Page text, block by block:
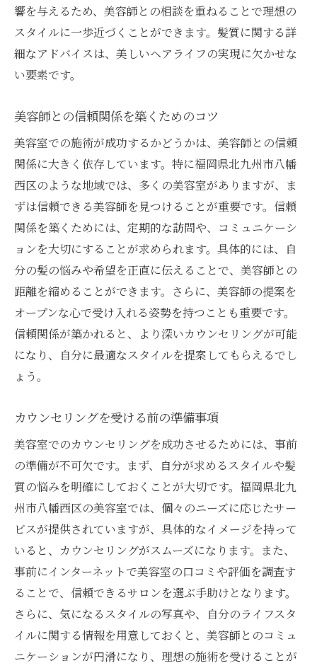
響を与えるため、美容師との相談を重ねることで理想の
スタイルに一歩近づくことができます。髪質に関する詳
細なアドバイスは、美しいヘアライフの実現に欠かせな
い要素です。
美容師との信頼関係を築くためのコツ
美容室での施術が成功するかどうかは、美容師との信頼
関係に大きく依存しています。特に福岡県北九州市八幡
西区のような地域では、多くの美容室がありますが、ま
ずは信頼できる美容師を見つけることが重要です。信頼
関係を築くためには、定期的な訪問や、コミュニケーシ
ョンを大切にすることが求められます。具体的には、自
分の髪の悩みや希望を正直に伝えることで、美容師との
距離を縮めることができます。さらに、美容師の提案を
オープンな心で受け入れる姿勢を持つことも重要です。
信頼関係が築かれると、より深いカウンセリングが可能
になり、自分に最適なスタイルを提案してもらえるでし
ょう。
カウンセリングを受ける前の準備事項
美容室でのカウンセリングを成功させるためには、事前
の準備が不可欠です。まず、自分が求めるスタイルや髪
質の悩みを明確にしておくことが大切です。福岡県北九
州市八幡西区の美容室では、個々のニーズに応じたサー
ビスが提供されていますが、具体的なイメージを持って
いると、カウンセリングがスムーズになります。また、
事前にインターネットで美容室の口コミや評価を調査す
ることで、信頼できるサロンを選ぶ手助けとなります。
さらに、気になるスタイルの写真や、自分のライフスタ
イルに関する情報を用意しておくと、美容師とのコミュ
ニケーションが円滑になり、理想の施術を受けることが